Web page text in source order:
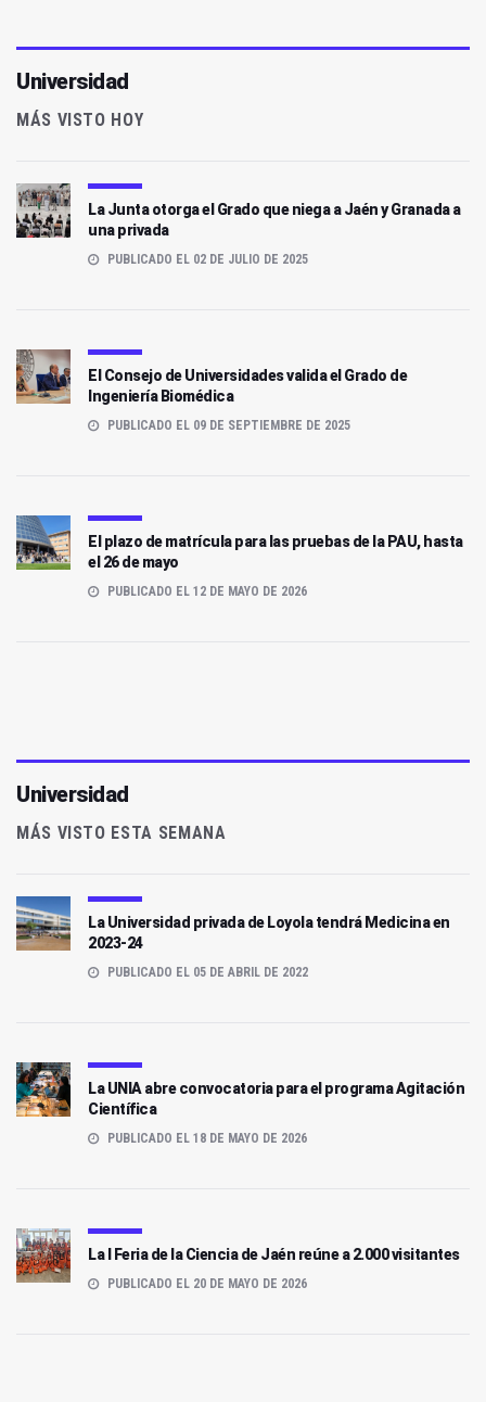
Universidad
MÁS VISTO HOY
La Junta otorga el Grado que niega a Jaén y Granada a
una privada
PUBLICADO EL 02 DE JULIO DE 2025
El Consejo de Universidades valida el Grado de
Ingeniería Biomédica
PUBLICADO EL 09 DE SEPTIEMBRE DE 2025
El plazo de matrícula para las pruebas de la PAU, hasta
el 26 de mayo
PUBLICADO EL 12 DE MAYO DE 2026
Universidad
MÁS VISTO ESTA SEMANA
La Universidad privada de Loyola tendrá Medicina en
2023-24
PUBLICADO EL 05 DE ABRIL DE 2022
La UNIA abre convocatoria para el programa Agitación
Científica
PUBLICADO EL 18 DE MAYO DE 2026
La I Feria de la Ciencia de Jaén reúne a 2.000 visitantes
PUBLICADO EL 20 DE MAYO DE 2026